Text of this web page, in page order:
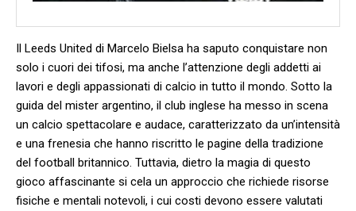
Il Leeds United di Marcelo Bielsa ha saputo conquistare non
solo⁤ i cuori dei tifosi,⁤ ma anche l’attenzione‍ degli addetti ai
lavori e ⁢degli appassionati di calcio in tutto il mondo.‌ Sotto la​
guida del mister argentino, il club inglese ha messo in scena
un calcio spettacolare e audace,‌ caratterizzato da un’intensità
e⁤ una frenesia ‍che hanno riscritto⁤ le pagine ⁣della tradizione
⁢del football britannico. Tuttavia, ⁣dietro la magia di questo
gioco affascinante si cela un‍ approccio che ⁣richiede risorse
fisiche‌ e mentali notevoli, i cui costi ⁢devono essere‍ valutati